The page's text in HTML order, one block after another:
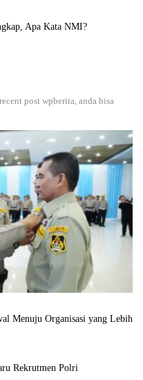
Apa Kata NMI?
post wpberita, anda bisa
Menuju Organisasi yang Lebih
Rekrutmen Polri